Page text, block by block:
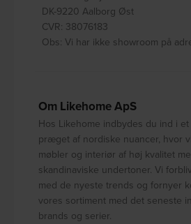
DK-9220 Aalborg Øst
CVR: 38076183
Obs: Vi har ikke showroom på
Om Likehome ApS
Hos Likehome indbydes du ind i
præget af nordiske nuancer, hvor
møbler og interiør af høj kvalitet
skandinaviske undertoner. Vi
med de nyeste trends og fornyer
vores sortiment med det seneste
brands og serier.